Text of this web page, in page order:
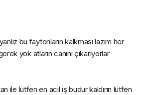
bu faytonların kalkması lazım her
yok atların canını çıkarıyorlar
ile lütfen en acil iş budur kaldırın lütfen